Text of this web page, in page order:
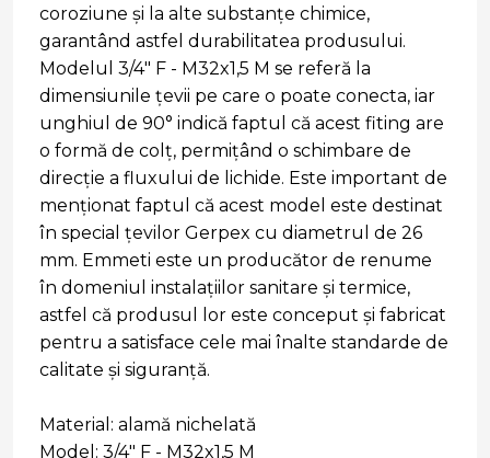
coroziune și la alte substanțe chimice,
garantând astfel durabilitatea produsului.
Modelul 3/4" F - M32x1,5 M se referă la
dimensiunile țevii pe care o poate conecta, iar
unghiul de 90° indică faptul că acest fiting are
o formă de colț, permițând o schimbare de
direcție a fluxului de lichide. Este important de
menționat faptul că acest model este destinat
în special țevilor Gerpex cu diametrul de 26
mm. Emmeti este un producător de renume
în domeniul instalațiilor sanitare și termice,
astfel că produsul lor este conceput și fabricat
pentru a satisface cele mai înalte standarde de
calitate și siguranță.
Material: alamă nichelată
Model: 3/4" F - M32x1,5 M